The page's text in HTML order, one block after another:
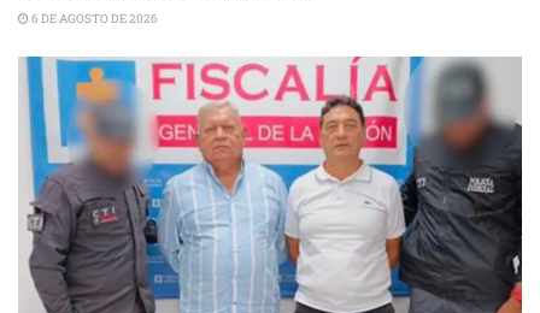
6 DE AGOSTO DE 2026